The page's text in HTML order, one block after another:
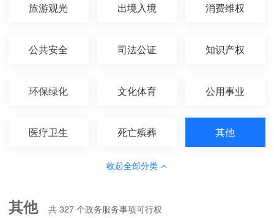
旅游观光 出境入境 消费维权
公共安全 司法公证 知识产权
环保绿化 文化体育 公用事业
医疗卫生 死亡殡葬 其他
收起全部分类
其他 共327 个政务服务事项可行权